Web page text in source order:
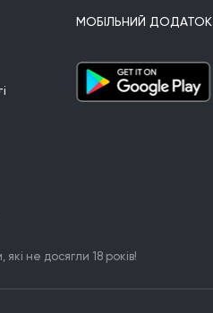
МОБІЛЬНИЙ ДОДАТОК
не досягли 18 років!